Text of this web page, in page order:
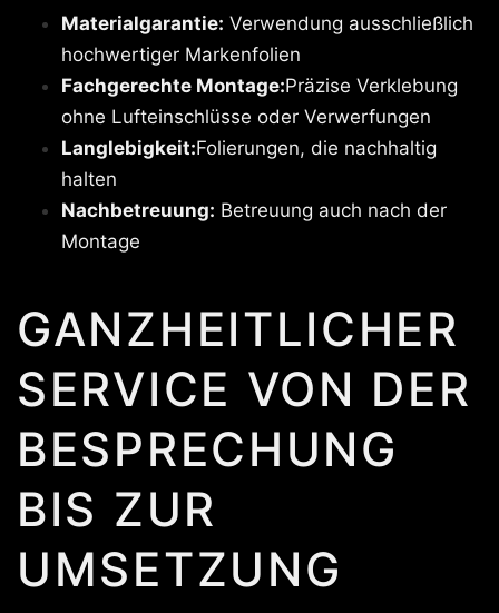
Materialgarantie: Verwendung ausschließlich
hochwertiger Markenfolien
Fachgerechte Montage:Präzise Verklebung
ohne Lufteinschlüsse oder Verwerfungen
Langlebigkeit:Folierungen, die nachhaltig
halten
Nachbetreuung: Betreuung auch nach der
Montage
GANZHEITLICHER
SERVICE VON DER
BESPRECHUNG
BIS ZUR
UMSETZUNG